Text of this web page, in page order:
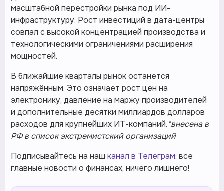
масштабной перестройки рынка под ИИ-
инфраструктуру. Рост инвестиций в дата-центры
совпал с высокой концентрацией производства и
технологическими ограничениями расширения
мощностей.
В ближайшие кварталы рынок останется
напряжённым. Это означает рост цен на
электронику, давление на маржу производителей
и дополнительные десятки миллиардов долларов
расходов для крупнейших ИТ-компаний.*внесена в
РФ в список экстремистский организаций
Подписывайтесь на наш канал в Телеграм: все
главные новости о финансах, ничего лишнего!